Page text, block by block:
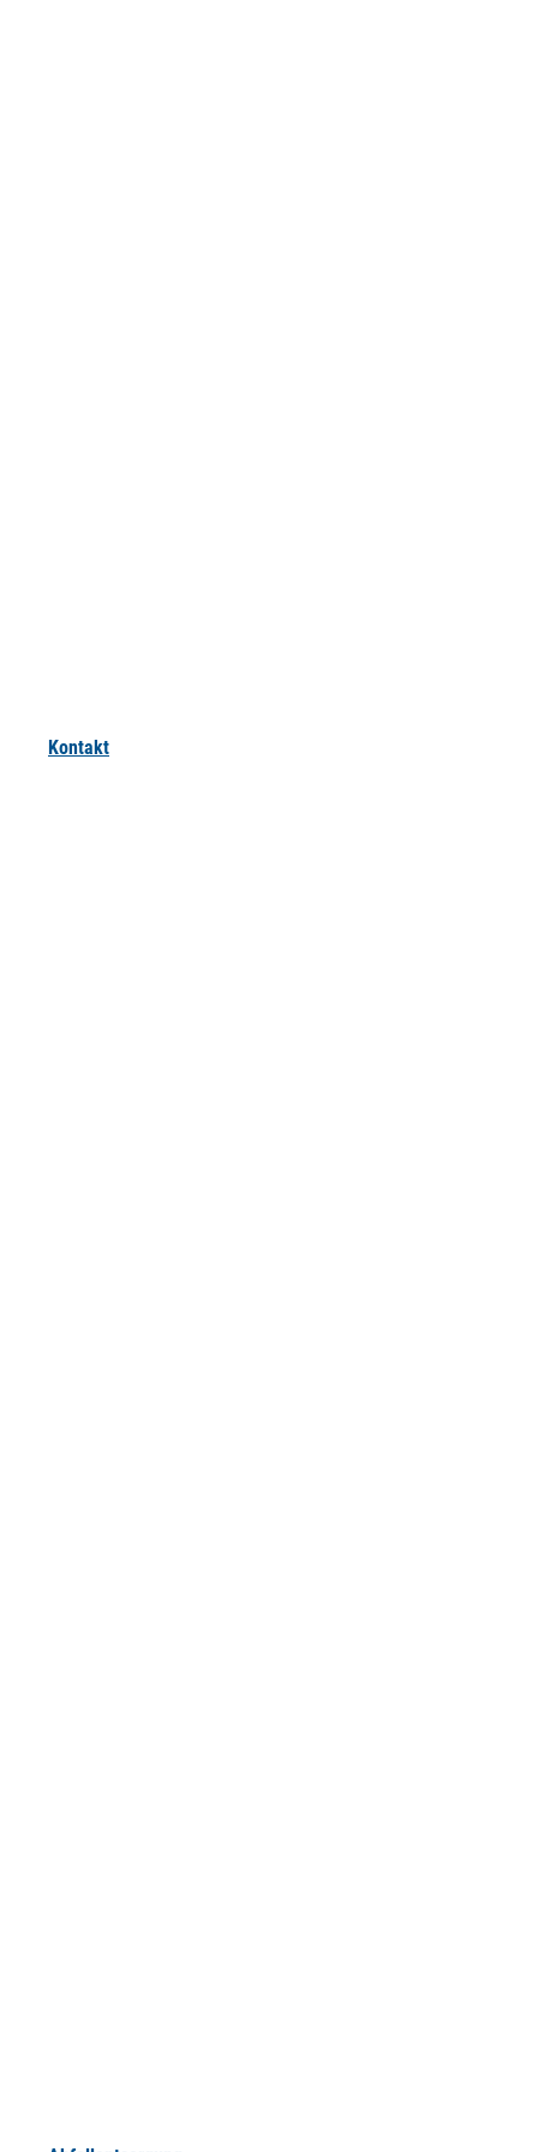
Kontakt